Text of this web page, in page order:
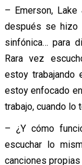
– Emerson,
después se hizo
sinfónica… para
Rara vez
estoy trabajando
estoy enfocado
trabajo, cuando lo
– ¿Y cómo
escuchar lo
canciones